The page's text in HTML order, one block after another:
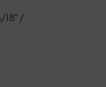
18" /